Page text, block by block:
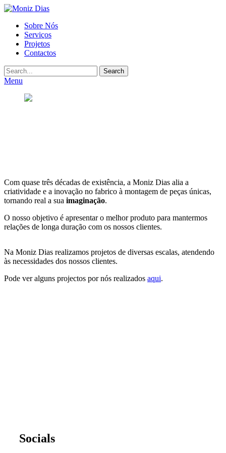
Moniz
Dias
Primary
Menu
Sobre Nós
Serviços
Projetos
Contactos
Search
Menu
Com quase três décadas de existência, a Moniz Dias alia a
criatividade e a inovação no fabrico à montagem de peças únicas,
tornando real a sua imaginação.
O nosso objetivo é apresentar o melhor produto para mantermos
relações de longa duração com os nossos clientes.
Na Moniz Dias realizamos projetos de diversas escalas, atendendo
às necessidades dos nossos clientes.
Pode ver alguns projectos por nós realizados aqui.
Socials